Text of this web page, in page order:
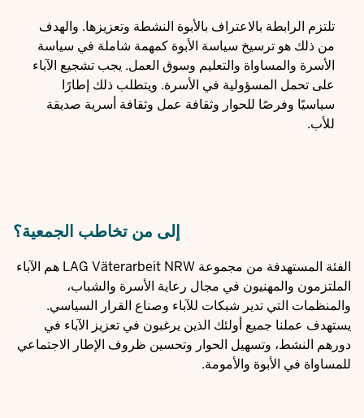
تلتزم الرابطة بالاعتراف بالأبوة النشطة وتعزيزها. والهدف
من ذلك هو ترسيخ سياسة الأبوة كمهمة شاملة في سياسة
الأسرة والمساواة والتعليم وسوق العمل. يجب تشجيع الآباء
على تحمل المسؤولية في الأسرة. ويتطلب ذلك إطارًا
سياسيًا وفرصًا للحوار وثقافة عمل وثقافة أسرية صديقة
للأب.
إلى من تخاطب الجمعية؟
الفئة المستهدفة من مجموعة LAG Väterarbeit NRW هم الآباء
الملتزمون والمهنيون في مجال رعاية الأسرة والشباب،
والمنظمات التي تدير شبكات للآباء وصناع القرار السياسي.
يستهدف عملنا جميع أولئك الذين يرغبون في تعزيز الآباء في
دورهم النشط، وتسهيل الحوار وتحسين ظروف الإطار الاجتماعي
للمساواة في الأبوة والأمومة.